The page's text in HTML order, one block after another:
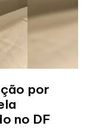
por
no DF